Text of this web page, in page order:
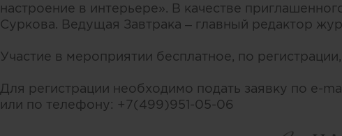
настроение в интерьере». В качестве
Суркова. Ведущая Завтрака – главный редактор
Участие в мероприятии бесплатное, по
Для регистрации необходимо подать заявку по e-
или по телефону: +7(499)951-05-06